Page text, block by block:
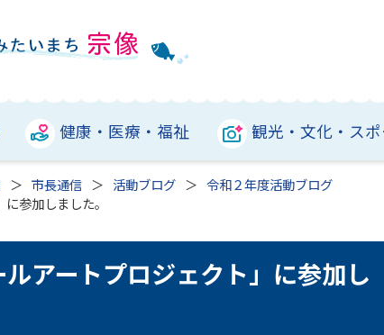
健康・医療・福祉 観光・文化・ス
市長通信 活動ブログ
令和２年度活動ブログ
参加しました。
アートプロジェクト」に参加し